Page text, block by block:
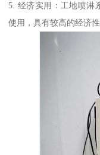
5. 经济实用：工地喷淋
使用，具有较高的经济性